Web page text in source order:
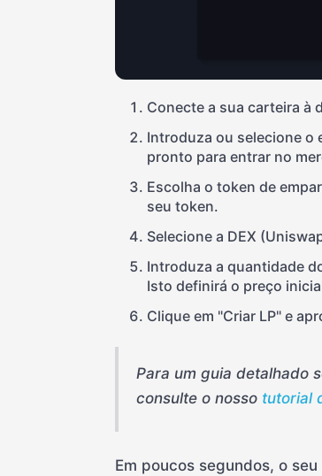
Conecte a sua carteira à
Introduza ou selecione o
pronto para entrar no
Escolha o token de
seu token.
Selecione a DEX
Introduza a quantidade
Isto definirá o preço
Clique em "Criar LP" e
Para um guia detalhado
consulte o nosso tutorial
Em poucos segundos, o